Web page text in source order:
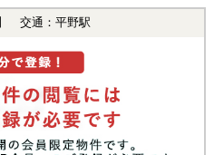
交通：平野駅